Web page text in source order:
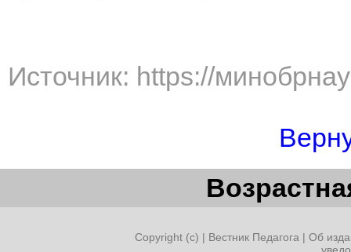
Источник: https://
Copyright (c) | Вестник Педагога | Об